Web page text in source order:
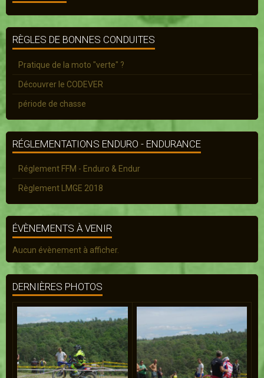
RÈGLES DE BONNES CONDUITES
Pratique de la moto "verte" ?
Découvrer le CODEVER
période de chasse
RÉGLEMENTATIONS ENDURO - ENDURANCE
Réglement FFM - Enduro & Endur
Règlement LMGE 2018
ÉVÈNEMENTS À VENIR
Aucun évènement à afficher.
DERNIÈRES PHOTOS